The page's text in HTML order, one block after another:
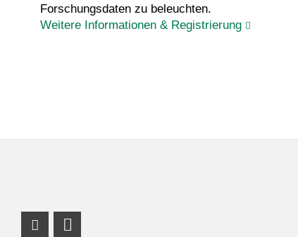
Forschungsdaten zu beleuchten.
Weitere Informationen & Registrierung